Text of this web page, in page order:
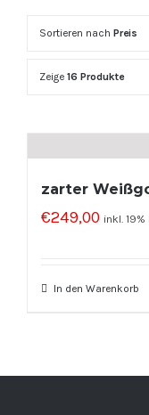
Sortieren nach Preis
Zeige 16 Produkte
zarter
€249,00 inkl. 19%
In den Warenkorb